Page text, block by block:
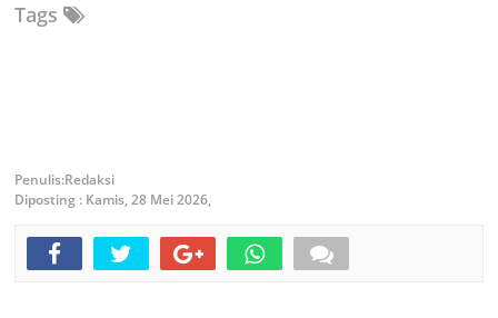
Tags
Redaksi
Diposting : Kamis, 28 Mei 2026,